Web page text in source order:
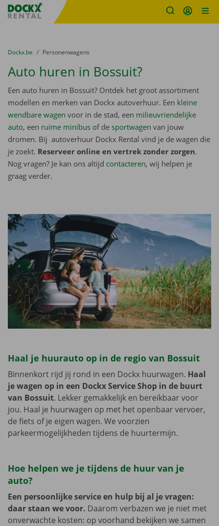
Fratello DEMO
U bevindt zich hier:
van
Dockx.be naar
Personenwagens
Auto huren in Bossuit?
Een auto huren in Bossuit? Ontdek het groot assortiment
modellen en merken van Dockx autoverhuur. Een kleine
wendbare wagen voor in de stad, een milieuvriendelijke
auto, een ruime minibus of de sportwagen van jouw
dromen. Bij autoverhuur Dockx Rental vind je de wagen die
je zoekt. Reserveer online en vertrek zonder zorgen.
Nog vragen? Je kan ons altijd contacteren, wij helpen je
graag verder.
Haal je huurauto op in de regio van Bossuit
Binnenkort rijd jij rond in een Dockx huurwagen. Haal
je wagen op in een Dockx Service Shop in de buurt
van Bossuit. Lekker gemakkelijk en bereikbaar voor
jou. Haal je huurwagen op met het openbaar vervoer,
de fiets of je eigen wagen. We voorzien
parkeermogelijkheden tijdens de huurtermijn.
Hoe helpen we je tijdens de huur van je
auto?
Een persoonlijke service en hulp bij al je vragen:
daar staan we voor. Daarom verbazen we je niet met
onverwachte kosten: op voorhand bekijken we samen